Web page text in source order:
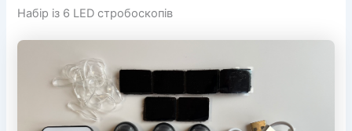
Набір із 6 LED стробоскопів